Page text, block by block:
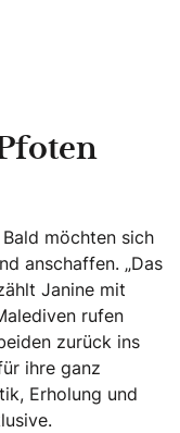
möchten sich
anschaffen. „Das
Janine mit
rufen
zurück ins
ihre ganz
Erholung und